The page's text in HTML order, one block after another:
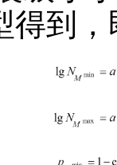
得到，